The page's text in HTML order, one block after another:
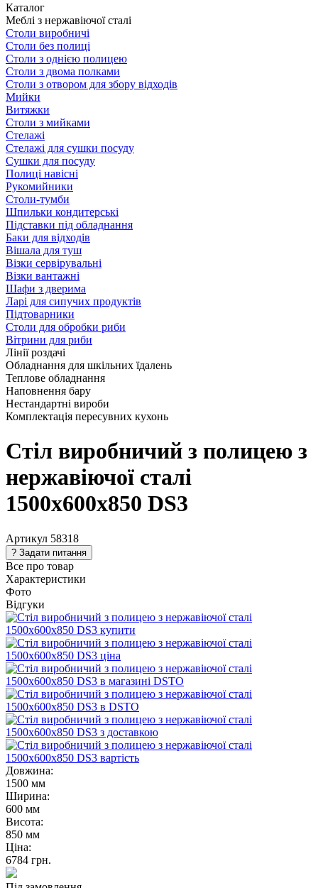
Каталог
Меблі з нержавіючої сталі
Столи виробничі
Столи без полиці
Столи з однією полицею
Столи з двома полками
Столи з отвором для збору відходів
Мийки
Витяжки
Столи з мийками
Стелажі
Стелажі для сушки посуду
Сушки для посуду
Полиці навісні
Рукомийники
Столи-тумби
Шпильки кондитерські
Підставки під обладнання
Баки для відходів
Вішала для туш
Візки сервірувальні
Візки вантажні
Шафи з дверима
Ларі для сипучих продуктів
Підтоварники
Столи для обробки риби
Вітрини для риби
Лінії роздачі
Обладнання для шкільних їдалень
Теплове обладнання
Наповнення бару
Нестандартні вироби
Комплектація пересувних кухонь
Стіл виробничий з полицею з
нержавіючої сталі
1500х600х850 DS3
Артикул 58318
Все про товар
Характеристики
Фото
Відгуки
Довжина:
1500 мм
Ширина:
600 мм
Висота:
850 мм
Ціна:
6784 грн.